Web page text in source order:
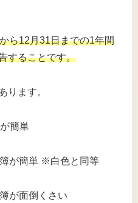
ら12月31日までの1年間
することです。
ります。
簡単
が簡単 ※白色と同等
が面倒くさい